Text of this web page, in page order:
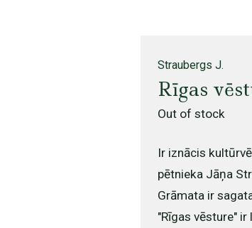
Straubergs J.
Rīgas
Out of stock
Ir iznācis
pētnieka Jāņa
Grāmata ir
"Rīgas vēsture"